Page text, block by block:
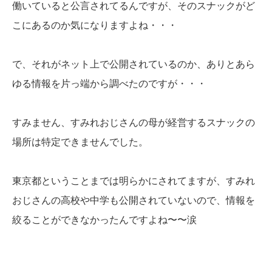
働いていると公言されてるんですが、そのスナックがど
こにあるのか気になりますよね・・・
で、それがネット上で公開されているのか、ありとあら
ゆる情報を片っ端から調べたのですが・・・
すみません、すみれおじさんの母が経営するスナックの
場所は特定できませんでした。
東京都ということまでは明らかにされてますが、すみれ
おじさんの高校や中学も公開されていないので、情報を
絞ることができなかったんですよね〜〜涙